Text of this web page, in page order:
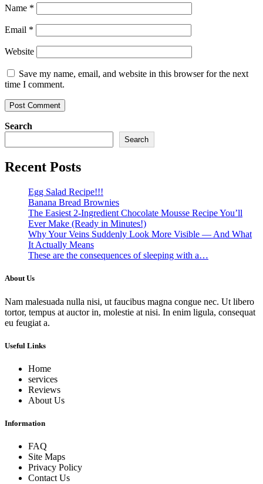
Name *
Email *
Website
Save my name, email, and website in this browser for the next
time I comment.
Search
Search
Recent Posts
Egg Salad Recipe!!!
Banana Bread Brownies
The Easiest 2-Ingredient Chocolate Mousse Recipe You’ll
Ever Make (Ready in Minutes!)
Why Your Veins Suddenly Look More Visible — And What
It Actually Means
These are the consequences of sleeping with a…
About Us
Nam malesuada nulla nisi, ut faucibus magna congue nec. Ut libero
tortor, tempus at auctor in, molestie at nisi. In enim ligula, consequat
eu feugiat a.
Useful Links
Home
services
Reviews
About Us
Information
FAQ
Site Maps
Privacy Policy
Contact Us